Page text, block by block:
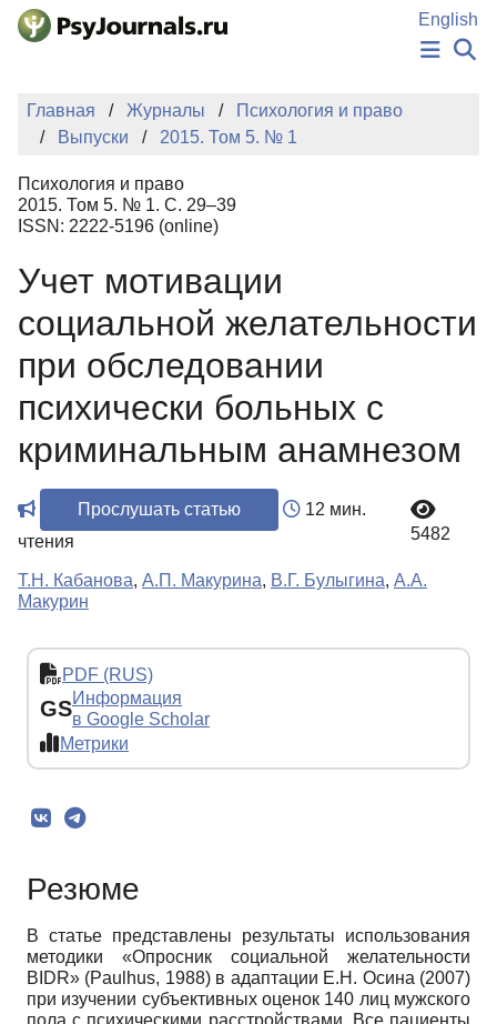
Перейти к основному содержанию
English
НОВОСТИ
ИЗДАНИЯ
ПОДАТЬ РУКОПИСЬ
БАЗА ЗНАНИЙ
КЛЮЧЕВЫЕ СЛОВА
Главная Журналы
Психология и право
Выпуски
2015. Том 5. № 1
Психология и право
2015. Том 5. № 1. С. 29–39
ISSN: 2222-5196 (online)
Учет мотивации
социальной желательности
при обследовании
психически больных с
криминальным анамнезом
Прослушать статью
12 мин.
чтения
5482
Т.Н. Кабанова, А.П. Макурина, В.Г. Булыгина, А.А.
Макурин
PDF (RUS)
GSИнформация
в Google Scholar
Метрики
Резюме
В статье представлены результаты использования
методики «Опросник социальной желательности
BIDR» (Paulhus, 1988) в адаптации Е.Н. Осина (2007)
при изучении субъективных оценок 140 лиц мужского